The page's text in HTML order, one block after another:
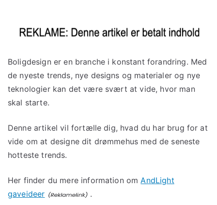
Boligdesign er en branche i konstant forandring. Med
de nyeste trends, nye designs og materialer og nye
teknologier kan det være svært at vide, hvor man
skal starte.
Denne artikel vil fortælle dig, hvad du har brug for at
vide om at designe dit drømmehus med de seneste
hotteste trends.
Her finder du mere information om AndLight
gaveideer
.